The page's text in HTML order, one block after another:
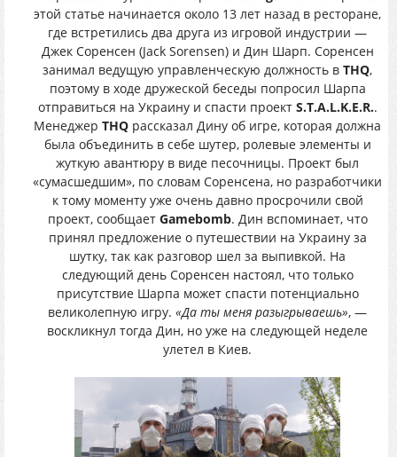
этой статье начинается около 13 лет назад в ресторане,
где встретились два друга из игровой индустрии —
Джек Соренсен (Jack Sorensen) и Дин Шарп. Соренсен
занимал ведущую управленческую должность в THQ,
поэтому в ходе дружеской беседы попросил Шарпа
отправиться на Украину и спасти проект S.T.A.L.K.E.R..
Менеджер THQ рассказал Дину об игре, которая должна
была объединить в себе шутер, ролевые элементы и
жуткую авантюру в виде песочницы. Проект был
«сумасшедшим», по словам Соренсена, но разработчики
к тому моменту уже очень давно просрочили свой
проект, сообщает Gamebomb. Дин вспоминает, что
принял предложение о путешествии на Украину за
шутку, так как разговор шел за выпивкой. На
следующий день Соренсен настоял, что только
присутствие Шарпа может спасти потенциально
великолепную игру. «Да ты меня разыгрываешь», —
воскликнул тогда Дин, но уже на следующей неделе
улетел в Киев.